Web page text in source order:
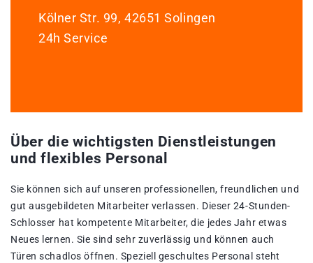
Kölner Str. 99, 42651 Solingen
24h Service
Über die wichtigsten Dienstleistungen
und flexibles Personal
Sie können sich auf unseren professionellen, freundlichen und
gut ausgebildeten Mitarbeiter verlassen. Dieser 24-Stunden-
Schlosser hat kompetente Mitarbeiter, die jedes Jahr etwas
Neues lernen. Sie sind sehr zuverlässig und können auch
Türen schadlos öffnen. Speziell geschultes Personal steht